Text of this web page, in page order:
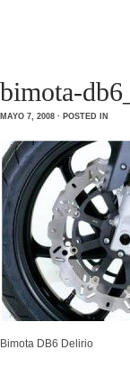
bimota-
MAYO 7, 2008 · POSTED IN
Bimota DB6 Delirio